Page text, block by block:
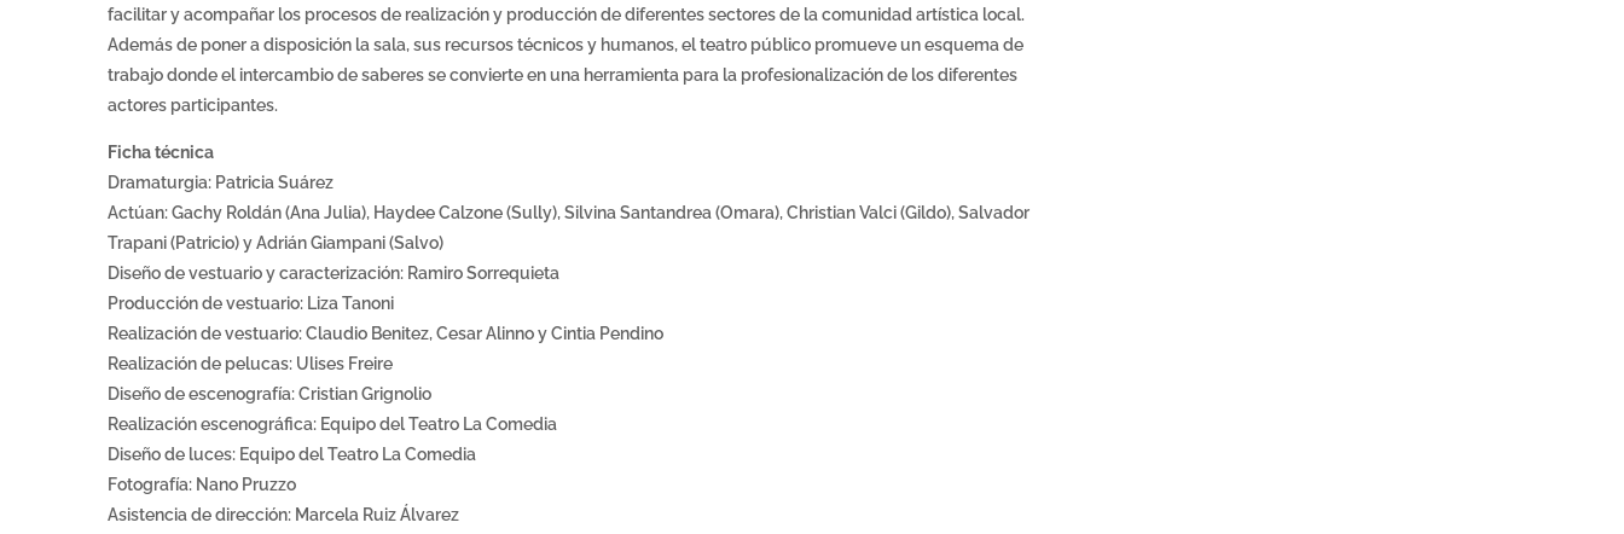
facilitar y acompañar los procesos de realización y producción de diferentes sectores de la comunidad artística local.
Además de poner a disposición la sala, sus recursos técnicos y humanos, el teatro público promueve un esquema de
trabajo donde el intercambio de saberes se convierte en una herramienta para la profesionalización de los diferentes
actores participantes.
Ficha técnica
Dramaturgia: Patricia Suárez
Actúan: Gachy Roldán (Ana Julia), Haydee Calzone (Sully), Silvina Santandrea (Omara), Christian Valci (Gildo), Salvador
Trapani (Patricio) y Adrián Giampani (Salvo)
Diseño de vestuario y caracterización: Ramiro Sorrequieta
Producción de vestuario: Liza Tanoni
Realización de vestuario: Claudio Benitez, Cesar Alinno y Cintia Pendino
Realización de pelucas: Ulises Freire
Diseño de escenografía: Cristian Grignolio
Realización escenográfica: Equipo del Teatro La Comedia
Diseño de luces: Equipo del Teatro La Comedia
Fotografía: Nano Pruzzo
Asistencia de dirección: Marcela Ruiz Álvarez